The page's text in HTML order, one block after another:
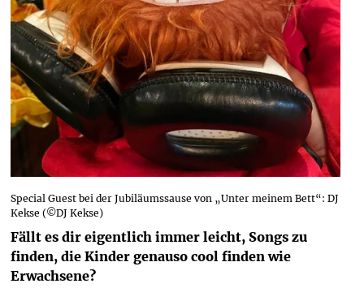
Special Guest bei der Jubiläumssause von „Unter meinem Bett“: DJ
Kekse (©DJ Kekse)
Fällt es dir eigentlich immer leicht, Songs zu
finden, die Kinder genauso cool finden wie
Erwachsene?